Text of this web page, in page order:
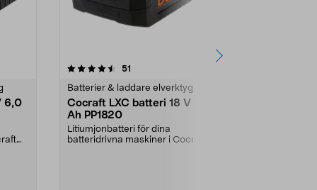
6,0
51
Batterier & laddare elverktyg
Cocraft LXC batteri 18 V 2,0
Ah PP1820
Litiumjonbatteri för dina
batteridrivna maskiner i Cocraft